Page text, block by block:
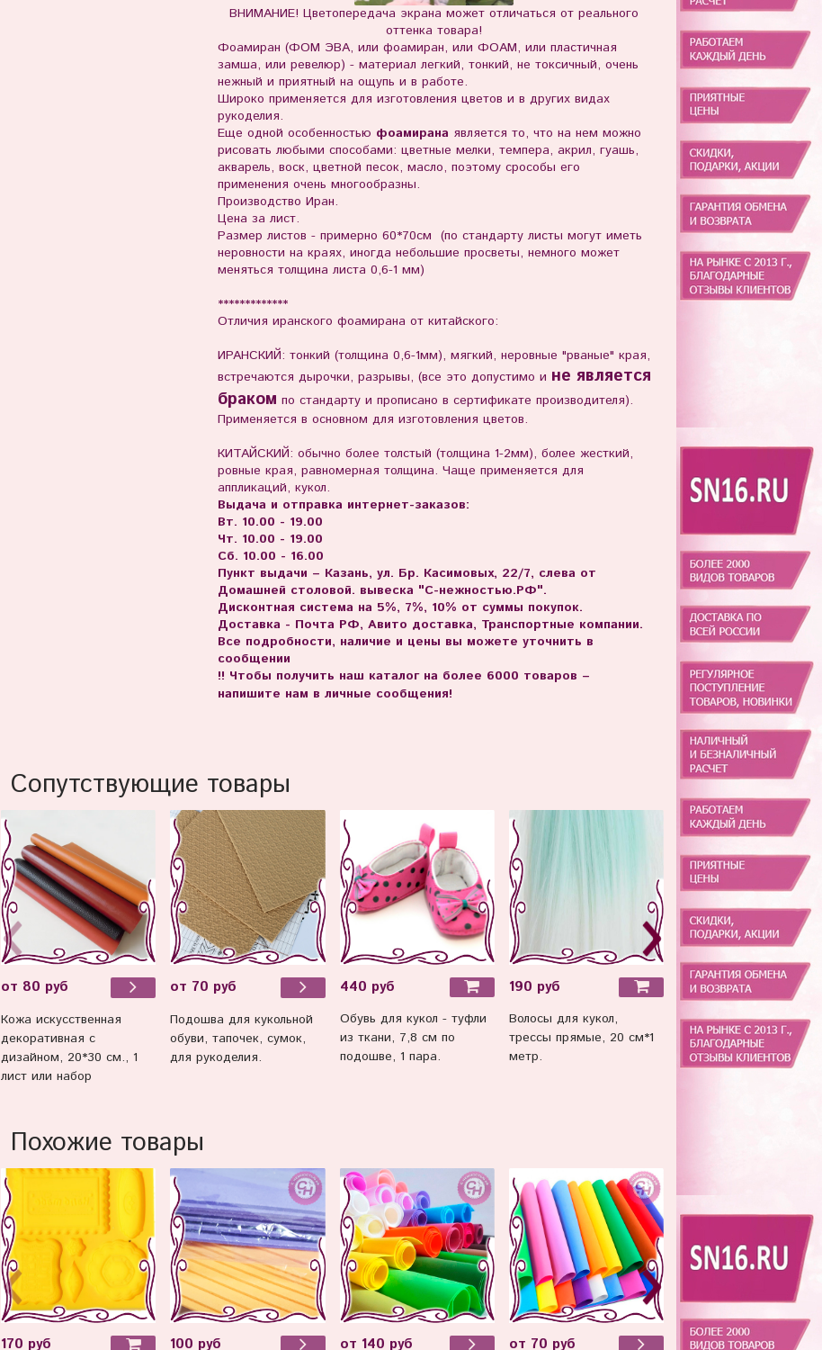
ВНИМАНИЕ! Цветопередача экрана может отличаться от реального
оттенка товара!
Фоамиран (ФОМ ЭВА, или фоамиран, или ФОАМ, или пластичная
замша, или ревелюр) - материал легкий, тонкий, не токсичный, очень
нежный и приятный на ощупь и в работе.
Широко применяется для изготовления цветов и в других видах
рукоделия.
Еще одной особенностью фоамирана является то, что на нем можно
рисовать любыми способами: цветные мелки, темпера, акрил, гуашь,
акварель, воск, цветной песок, масло, поэтому срособы его
применения очень многообразны.
Производство Иран.
Цена за лист.
Размер листов - примерно 60*70см (по стандарту листы могут иметь
неровности на краях, иногда небольшие просветы, немного может
меняться толщина листа 0,6-1 мм)
*************
Отличия иранского фоамирана от китайского:
ИРАНСКИЙ: тонкий (толщина 0,6-1мм), мягкий, неровные "рваные" края,
встречаются дырочки, разрывы, (все это допустимо и не является
браком по стандарту и прописано в сертификате производителя).
Применяется в основном для изготовления цветов.
КИТАЙСКИЙ: обычно более толстый (толщина 1-2мм), более жесткий,
ровные края, равномерная толщина. Чаще применяется для
аппликаций, кукол.
Выдача и отправка интернет-заказов:
Вт. 10.00 - 19.00
Чт. 10.00 - 19.00
Сб. 10.00 - 16.00
Пункт выдачи – Казань, ул. Бр. Касимовых, 22/7, слева от
Домашней столовой. вывеска "С-нежностью.РФ".
Дисконтная система на 5%, 7%, 10% от суммы покупок.
Доставка - Почта РФ, Авито доставка, Транспортные компании.
Все подробности, наличие и цены вы можете уточнить в
сообщении
!! Чтобы получить наш каталог на более 6000 товаров –
напишите нам в личные сообщения!
Сопутствующие товары
от 80 руб
Кожа искусственная
декоративная с
дизайном, 20*30 см., 1
лист или набор
от 70 руб
Подошва для кукольной
обуви, тапочек, сумок,
для рукоделия.
440 руб
Обувь для кукол - туфли
из ткани, 7,8 см по
подошве, 1 пара.
190 руб
Волосы для кукол,
трессы прямые, 20 см*1
метр.
260 руб
Волосы для кукол,
трессы прямые, 15 см*1
метр.
Похожие товары
170 руб 100 руб от 140 руб от 70 руб 70 руб